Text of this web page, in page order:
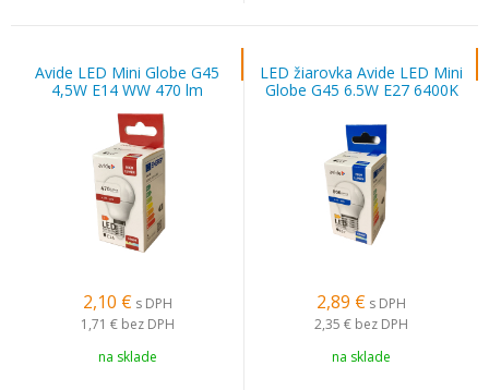
Avide LED Mini Globe G45
4,5W E14 WW 470 lm
2,10 € s DPH
1,71 € bez DPH
na sklade
LED žiarovka Avide LED Mini
Globe G45 6.5W E27 6400K
2,89 € s DPH
2,35 € bez DPH
na sklade